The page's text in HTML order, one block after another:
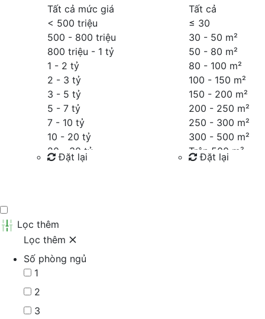
Tất cả mức giá
< 500 triệu
500 - 800 triệu
800 triệu - 1 tỷ
1 - 2 tỷ
2 - 3 tỷ
3 - 5 tỷ
5 - 7 tỷ
7 - 10 tỷ
10 - 20 tỷ
20 - 30 tỷ
30 - 40 tỷ
Đặt lại
Tất cả
≤ 30
30 - 50 m²
50 - 80 m²
80 - 100 m²
100 - 150 m²
150 - 200 m²
200 - 250 m²
250 - 300 m²
300 - 500 m²
Trên 500 m²
Đặt lại
Lọc thêm
Lọc thêm
Số phòng ngủ
1
2
3